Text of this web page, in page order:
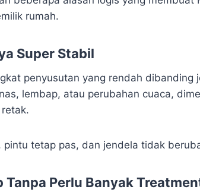
rumah.
Super Stabil
penyusutan yang rendah dibanding
lembap, atau perubahan cuaca,
pintu tetap pas, dan jendela tidak
Tanpa Perlu Banyak